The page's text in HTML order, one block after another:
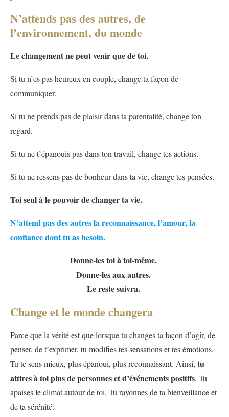
N’attends pas des autres, de
l’environnement, du monde
Le changement ne peut venir que de toi.
Si tu n’es pas heureux en couple, change ta façon de
communiquer.
Si tu ne prends pas de plaisir dans ta parentalité, change ton
regard.
Si tu ne t’épanouis pas dans ton travail, change tes actions.
Si tu ne ressens pas de bonheur dans ta vie, change tes pensées.
Toi seul à le pouvoir de changer ta vie.
N’attend pas des autres la reconnaissance, l’amour, la
confiance dont tu as besoin.
Donne-les toi à toi-même.
Donne-les aux autres.
Le reste suivra.
Change et le monde changera
Parce que la vérité est que lorsque tu changes ta façon d’agir, de
penser, de t’exprimer, tu modifies tes sensations et tes émotions.
Tu te sens mieux, plus épanoui, plus reconnaissant. Ainsi, tu
attires à toi plus de personnes et d’événements positifs. Tu
apaises le climat autour de toi. Tu rayonnes de ta bienveillance et
de ta sérénité.